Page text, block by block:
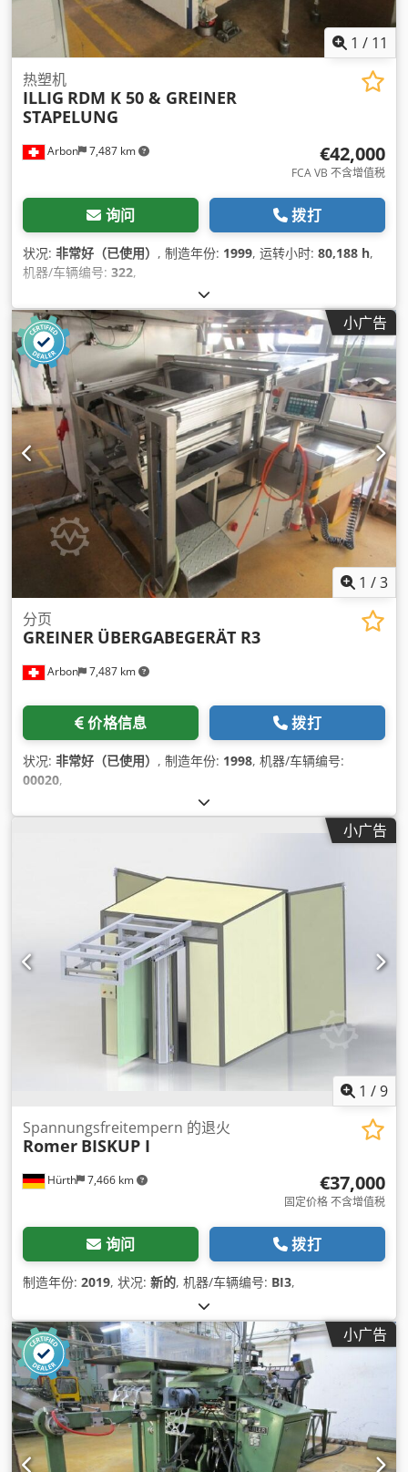
1 / 11
Arbon 7,487 km
热塑机
ILLIG RDM K 50 & GREINER
STAPELUNG
€42,000
FCA VB 不含增值税
询问 拨打
状况: 非常好（已使用） , 制造年份: 1999, 运转小时: 80,188 h,
机器/车辆编号: 322,
小广告
1 /3
Arbon 7,487 km
分页
GREINER ÜBERGABEGERÄT R3
价格信息 拨打
状况: 非常好（已使用） , 制造年份: 1998, 机器/车辆编号:
00020,
小广告
1 /9
Hürth 7,466 km
Spannungsfreitempern 的退火
Romer BISKUP I
€37,000
固定价格 不含增值税
询问 拨打
制造年份: 2019, 状况: 新的, 机器/车辆编号: BI3,
小广告